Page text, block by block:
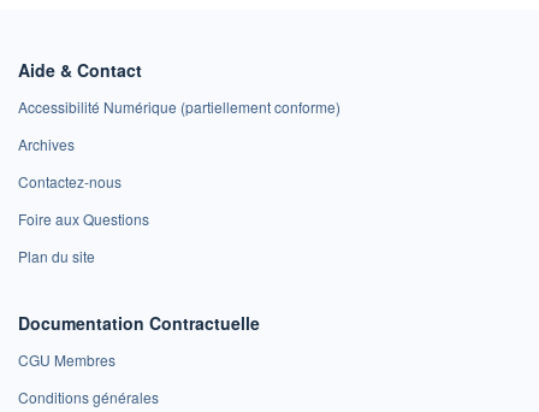
Aide & Contact
Accessibilité Numérique (partiellement conforme)
Archives
Contactez-nous
Foire aux Questions
Plan du site
Documentation Contractuelle
CGU Membres
Conditions générales